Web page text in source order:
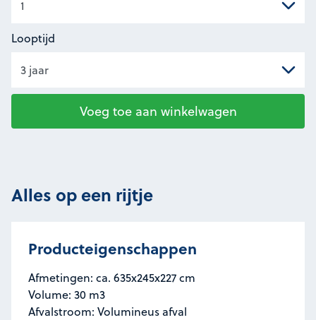
Looptijd
Voeg toe aan winkelwagen
Alles op een rijtje
Producteigenschappen
Afmetingen: ca. 635x245x227 cm
Volume: 30 m3
Afvalstroom: Volumineus afval